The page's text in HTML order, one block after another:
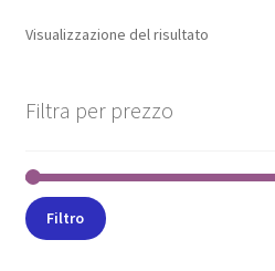
Visualizzazione del risultato
Filtra per prezzo
Filtro